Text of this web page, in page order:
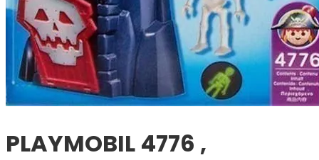
PLAYMOBIL 4776 ,